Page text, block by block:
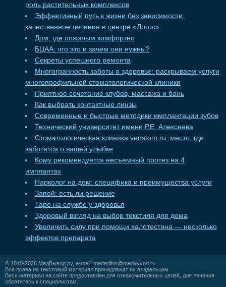
роль растительных комплексов
Эффективный путь к жизни без зависимости:
качественное лечение в центре «Логос»
Дом, где пожилым комфортно
БЦАА: что это и зачем они нужны?
Секреты успешного ремонта
Многогранность заботы о здоровье: раскрываем услуги
многопрофильной стоматологической клиники
Приятное сочетание клубов, массажа и бань
Как выбрать контактные линзы
Современные и быстрые методики имплантации зубов
Технический университет имени Р.Е. Алексеева
Стоматологическая клиника venstom.ru: место, где
заботятся о вашей улыбке
Кому рекомендуется несъемный протез на 4
имплантах
Нарколог на дом: специфика и преимущества услуги
Запой: есть ли решение
Таро на службе у здоровья
Здоровый взгляд на выбор текстиля для дома
Увеличить силу при помощи халотестина — несколько
эффектов препарата
© 2010-2026 МедВывод.ру, e-mail: mededitor@medvyvod.ru
Все права на текстовый материал принадлежат их владельцам.
Весь материал на сайте предоставлен для ознакомительных целей, для лечения
обратитесь к специалистам.